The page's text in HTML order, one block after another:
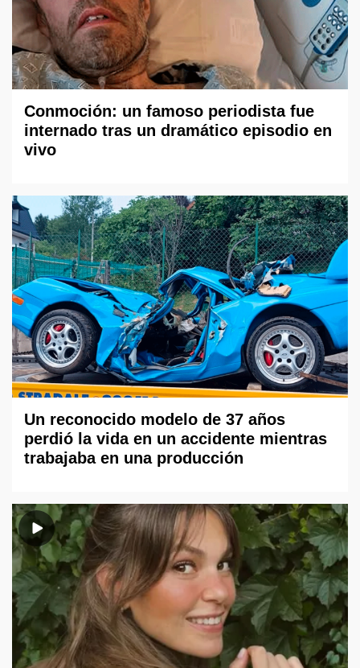
Conmoción: un famoso periodista fue
internado tras un dramático episodio en
vivo
Un reconocido modelo de 37 años
perdió la vida en un accidente mientras
trabajaba en una producción